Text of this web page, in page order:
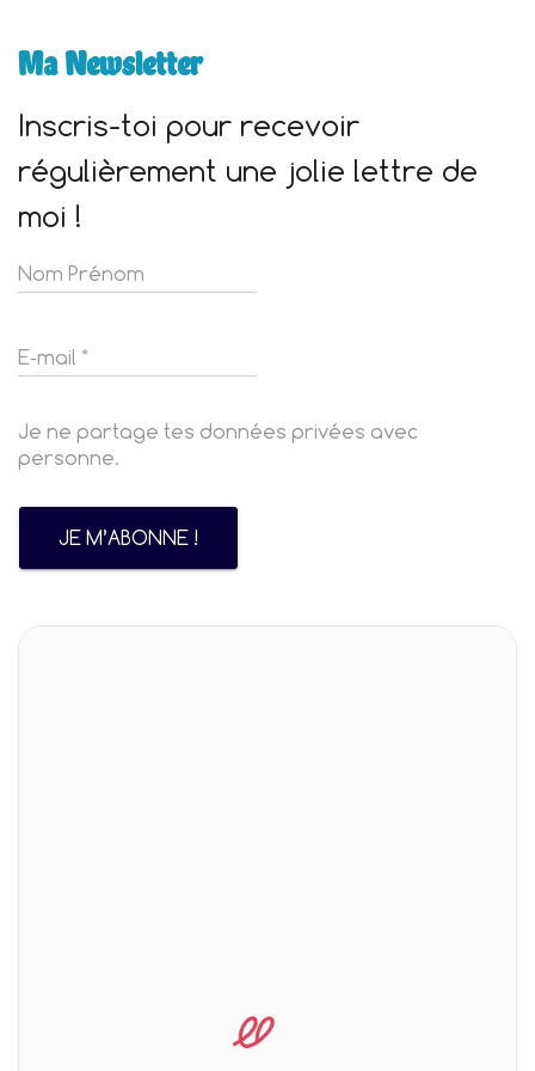
Ma Newsletter
Inscris-toi pour recevoir
régulièrement une jolie lettre de
moi !
Je ne partage tes données privées avec
personne.